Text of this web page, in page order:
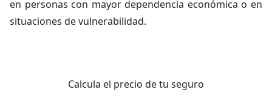
en personas con mayor dependencia económica o en
situaciones de vulnerabilidad.
Calcula el precio de tu seguro